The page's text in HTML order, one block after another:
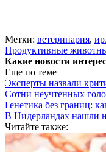
Метки: ветеринария,
Продуктивные
Какие новости
Еще по теме
Эксперты назвали
Сотни неучтенных
Генетика без границ:
В Нидерландах нашли
Читайте также: